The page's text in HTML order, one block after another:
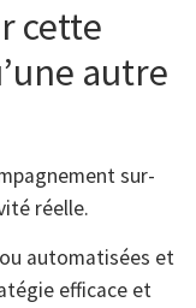
cette
autre
sur-
réelle.
automatisées et
efficace et